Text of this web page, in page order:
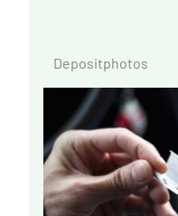
Depositphotos